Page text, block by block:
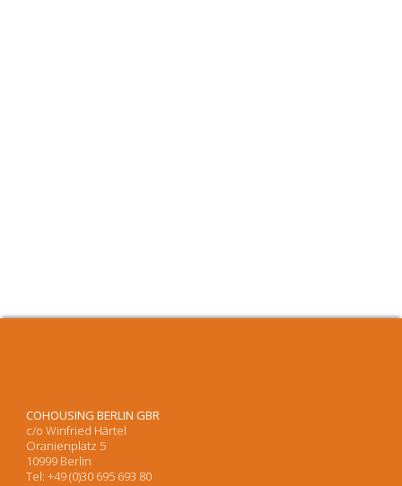
COHOUSING BERLIN GBR
c/o Winfried Härtel
Oranienplatz 5
10999 Berlin
Tel: +49 (0)30 695 693 80